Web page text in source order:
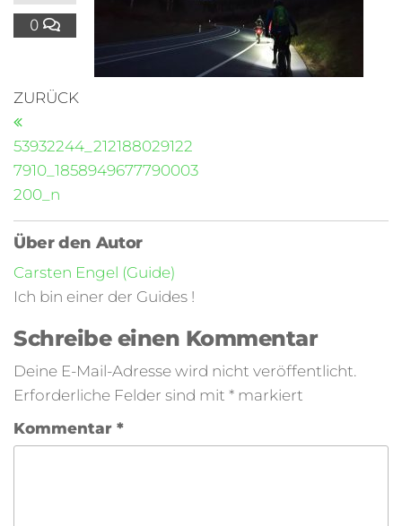
0
ZURÜCK
53932244_212188029122
7910_1858949677790003
200_n
Über den Autor
Carsten Engel (Guide)
Ich bin einer der Guides !
Schreibe einen Kommentar
Deine E-Mail-Adresse wird nicht veröffentlicht.
Erforderliche Felder sind mit * markiert
Kommentar *